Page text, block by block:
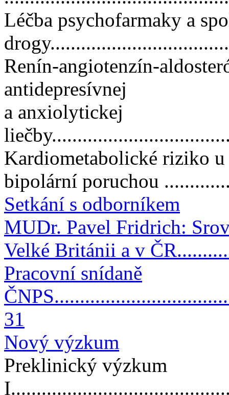
Léčba psychofarmaky a
Renín-angiotenzín-
antidepresívnej
a anxiolytickej
Kardiometabolické riziko
bipolární poruchou
Setkání s odborníkem
MUDr. Pavel Fridrich:
Velké Británii a v
Pracovní snídaně
31
Nový výzkum
Preklinický výzkum